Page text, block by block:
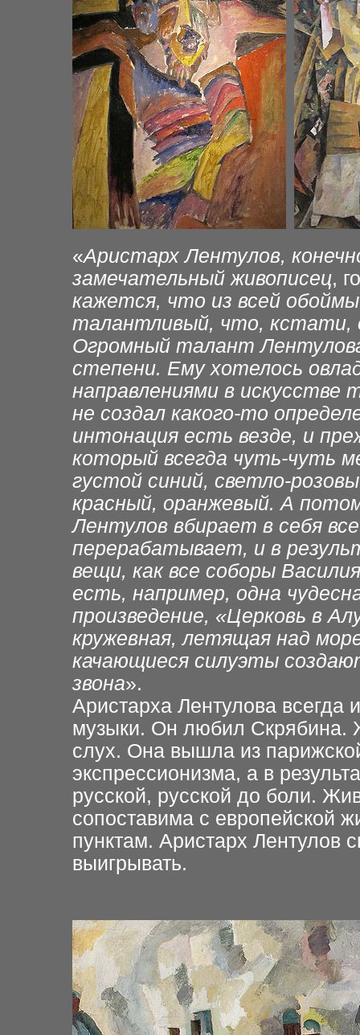
«Аристарх Лентулов,
замечательный живописец,
кажется, что из всей
талантливый, что, кстати,
Огромный талант
степени. Ему хотелось
направлениями в
не создал какого-то
интонация есть везде, и
который всегда чуть-чуть
густой синий, светло-
красный, оранжевый. А
Лентулов вбирает в себя
перерабатывает, и в
вещи, как все соборы
есть, например, одна
произведение, «Церковь в
кружевная, летящая над
качающиеся силуэты
звона».
Аристарха Лентулова всегда
музыки. Он любил Скрябина.
слух. Она вышла из
экспрессионизма, а в
русской, русской до боли.
сопоставима с европейской
пунктам. Аристарх Лентулов
выигрывать.